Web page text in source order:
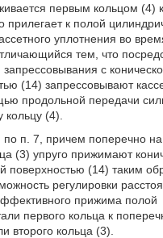
первым кольцом (4)
прилегает к полой
уплотнения во
тем, что
с
(14) запрессовывают
продольной передачи
кольцу (4).
по п. 7, причем поперечно
(3) упруго прижимают
поверхностью (14) таким
регулировки
прижима полой
первого кольца к
второго кольца (3).